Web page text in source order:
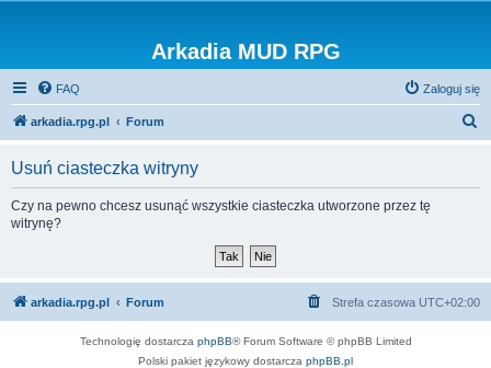
Arkadia MUD RPG
FAQ Zaloguj się
arkadia.rpg.pl Forum
Usuń ciasteczka witryny
Czy na pewno chcesz usunąć wszystkie ciasteczka utworzone przez tę
witrynę?
arkadia.rpg.pl Forum Strefa czasowa UTC+02:00
Technologię dostarcza phpBB® Forum Software © phpBB Limited
Polski pakiet językowy dostarcza phpBB.pl